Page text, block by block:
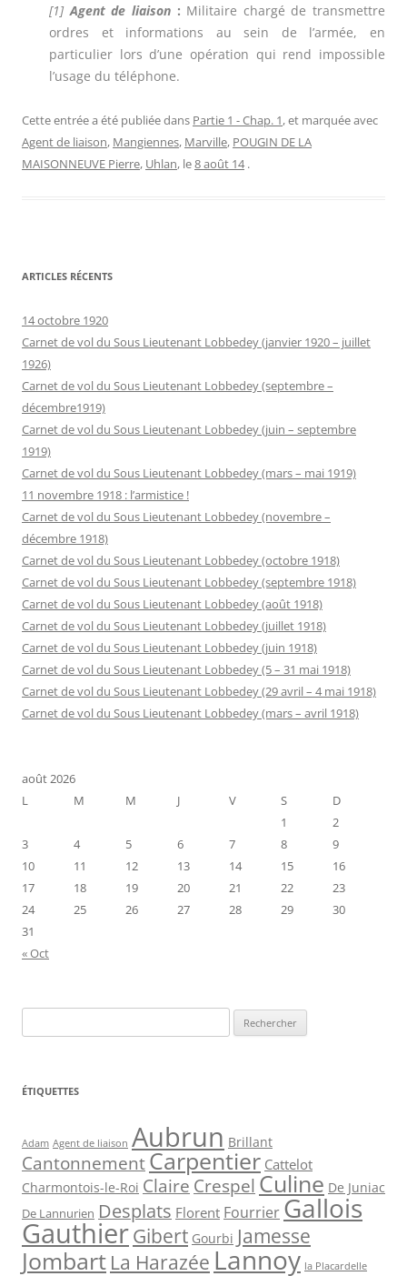
[1] Agent de liaison: Militaire chargé de transmettre
ordres et informations au sein de l’armée, en
particulier lors d’une opération qui rend impossible
l’usage du téléphone.
Cette entrée a été publiée dans Partie 1 - Chap. 1, et marquée avec
Agent de liaison, Mangiennes, Marville, POUGIN DE LA
MAISONNEUVE Pierre, Uhlan, le8 août 14 .
ARTICLES RÉCENTS
14 octobre 1920
Carnet de vol du Sous Lieutenant Lobbedey (janvier 1920 – juillet
1926)
Carnet de vol du Sous Lieutenant Lobbedey (septembre –
décembre1919)
Carnet de vol du Sous Lieutenant Lobbedey (juin – septembre
1919)
Carnet de vol du Sous Lieutenant Lobbedey (mars – mai 1919)
11 novembre 1918 : l’armistice !
Carnet de vol du Sous Lieutenant Lobbedey (novembre –
décembre 1918)
Carnet de vol du Sous Lieutenant Lobbedey (octobre 1918)
Carnet de vol du Sous Lieutenant Lobbedey (septembre 1918)
Carnet de vol du Sous Lieutenant Lobbedey (août 1918)
Carnet de vol du Sous Lieutenant Lobbedey (juillet 1918)
Carnet de vol du Sous Lieutenant Lobbedey (juin 1918)
Carnet de vol du Sous Lieutenant Lobbedey (5 – 31 mai 1918)
Carnet de vol du Sous Lieutenant Lobbedey (29 avril – 4 mai 1918)
Carnet de vol du Sous Lieutenant Lobbedey (mars – avril 1918)
août 2026
L
M M J V S
D
1
2
3
4 5 6 7 8
9
10
11 12 13 14 15
16
17
18 19 20 21 22
23
24
25 26 27 28 29
30
31
« Oct
ÉTIQUETTES
Adam Agent de liaison Aubrun Brillant
CantonnementCarpentier Cattelot
Charmontois-le-Roi Claire Crespel Culine De Juniac
De Lannurien Desplats Florent FourrierGallois
GauthierGibert Gourbi Jamesse
Jombart La Harazée Lannoy la Placardelle